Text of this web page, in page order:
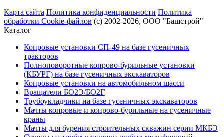
Карта сайта Политика конфиденциальности Политика
обработки Cookie-файлов (с) 2002-2026, ООО "Башстрой"
Каталог
Копровые установки СП-49 на базе гусеничных
тракторов
Полноповоротные копрово-бурильные установки
(КБУРГ) на базе гусеничных экскаваторов
Копровые установки на автомобильном шасси
Вращатели БО2Э/БО2Г
Трубоукладчики на базе гусеничных экскаваторов
Мачты копровые и копрово-бурильные на гусеничные
краны
Мачты для бурения строительных скважин серии МКБЭ